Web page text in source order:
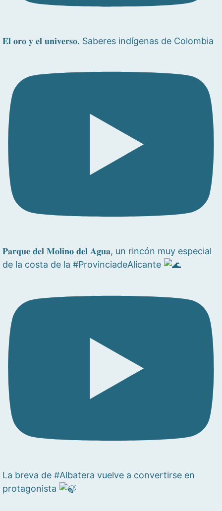
𝐄𝐥 𝐨𝐫𝐨 𝐲 𝐞𝐥 𝐮𝐧𝐢𝐯𝐞𝐫𝐬𝐨. Saberes indígenas de Colombia
𝐏𝐚𝐫𝐪𝐮𝐞 𝐝𝐞𝐥 𝐌𝐨𝐥𝐢𝐧𝐨 𝐝𝐞𝐥 𝐀𝐠𝐮𝐚, un rincón muy especial
de la costa de la #ProvinciadeAlicante
La breva de #Albatera vuelve a convertirse en
protagonista